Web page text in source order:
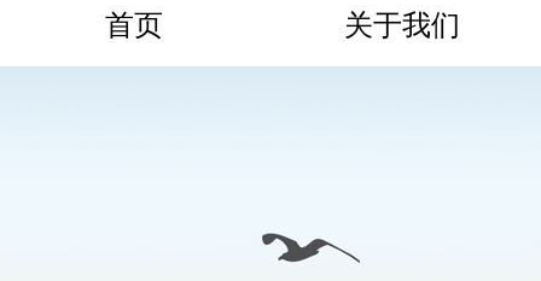
首页 关于我们